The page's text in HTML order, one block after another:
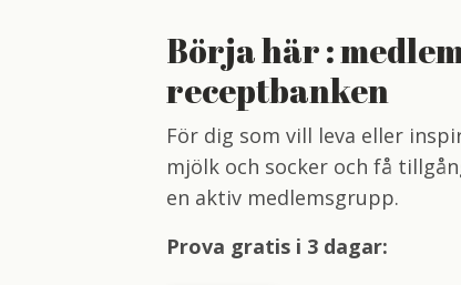
Börja här :
receptbanken
För dig som vill leva eller
mjölk och socker och få
en aktiv medlemsgrupp.
Prova gratis i 3 dagar: